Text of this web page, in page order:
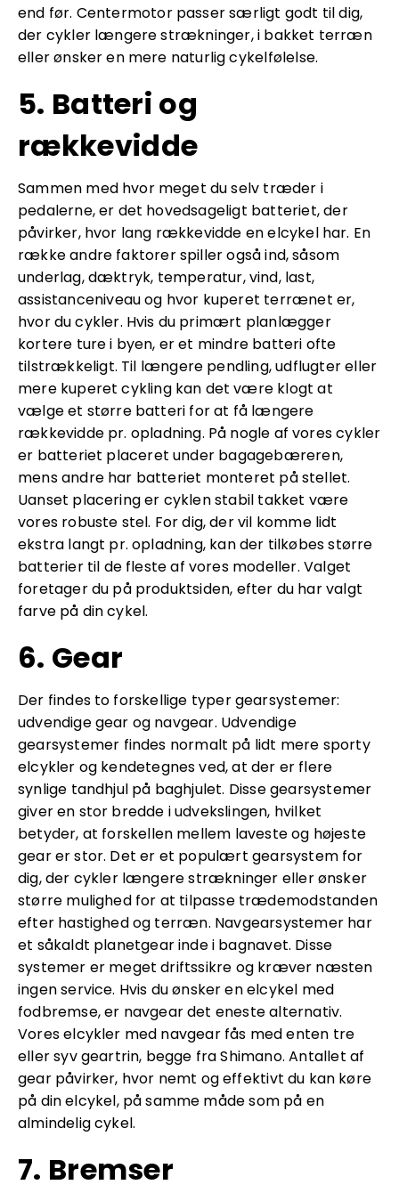
end før. Centermotor passer særligt godt til dig,
der cykler længere strækninger, i bakket terræn
eller ønsker en mere naturlig cykelfølelse.
5. Batteri og
rækkevidde
Sammen med hvor meget du selv træder i
pedalerne, er det hovedsageligt batteriet, der
påvirker, hvor lang rækkevidde en elcykel har. En
række andre faktorer spiller også ind, såsom
underlag, dæktryk, temperatur, vind, last,
assistanceniveau og hvor kuperet terrænet er,
hvor du cykler. Hvis du primært planlægger
kortere ture i byen, er et mindre batteri ofte
tilstrækkeligt. Til længere pendling, udflugter eller
mere kuperet cykling kan det være klogt at
vælge et større batteri for at få længere
rækkevidde pr. opladning. På nogle af vores cykler
er batteriet placeret under bagagebæreren,
mens andre har batteriet monteret på stellet.
Uanset placering er cyklen stabil takket være
vores robuste stel. For dig, der vil komme lidt
ekstra langt pr. opladning, kan der tilkøbes større
batterier til de fleste af vores modeller. Valget
foretager du på produktsiden, efter du har valgt
farve på din cykel.
6. Gear
Der findes to forskellige typer gearsystemer:
udvendige gear og navgear. Udvendige
gearsystemer findes normalt på lidt mere sporty
elcykler og kendetegnes ved, at der er flere
synlige tandhjul på baghjulet. Disse gearsystemer
giver en stor bredde i udvekslingen, hvilket
betyder, at forskellen mellem laveste og højeste
gear er stor. Det er et populært gearsystem for
dig, der cykler længere strækninger eller ønsker
større mulighed for at tilpasse trædemodstanden
efter hastighed og terræn. Navgearsystemer har
et såkaldt planetgear inde i bagnavet. Disse
systemer er meget driftssikre og kræver næsten
ingen service. Hvis du ønsker en elcykel med
fodbremse, er navgear det eneste alternativ.
Vores elcykler med navgear fås med enten tre
eller syv geartrin, begge fra Shimano. Antallet af
gear påvirker, hvor nemt og effektivt du kan køre
på din elcykel, på samme måde som på en
almindelig cykel.
7. Bremser